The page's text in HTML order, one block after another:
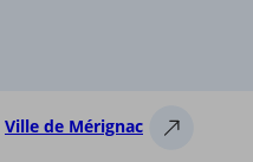
Ville de Mérignac